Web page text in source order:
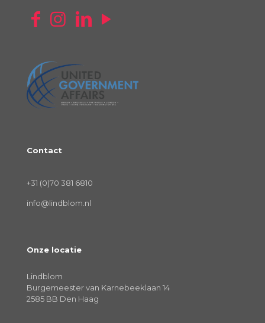
Contact
+31 (0)70 381 6810
info@lindblom.nl
Onze locatie
Lindblom
Burgemeester van Karnebeeklaan 14
2585 BB Den Haag